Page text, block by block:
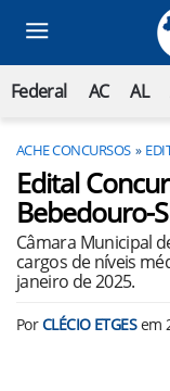
Federal AC AL
ACHE CONCURSOS
Edital
Bebedouro-
Câmara Municipal
cargos de níveis
janeiro de 2025.
PorCLÉCIO ETGESem